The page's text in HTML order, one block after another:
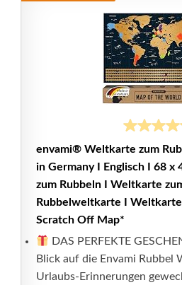
envami® Weltkarte zum
in Germany I Englisch I 68 x
zum Rubbeln I Weltkarte
Rubbelweltkarte I Weltkarte
Scratch Off Map*
DAS PERFEKTE
Blick auf die Envami Rubbel
Urlaubs-Erinnerungen